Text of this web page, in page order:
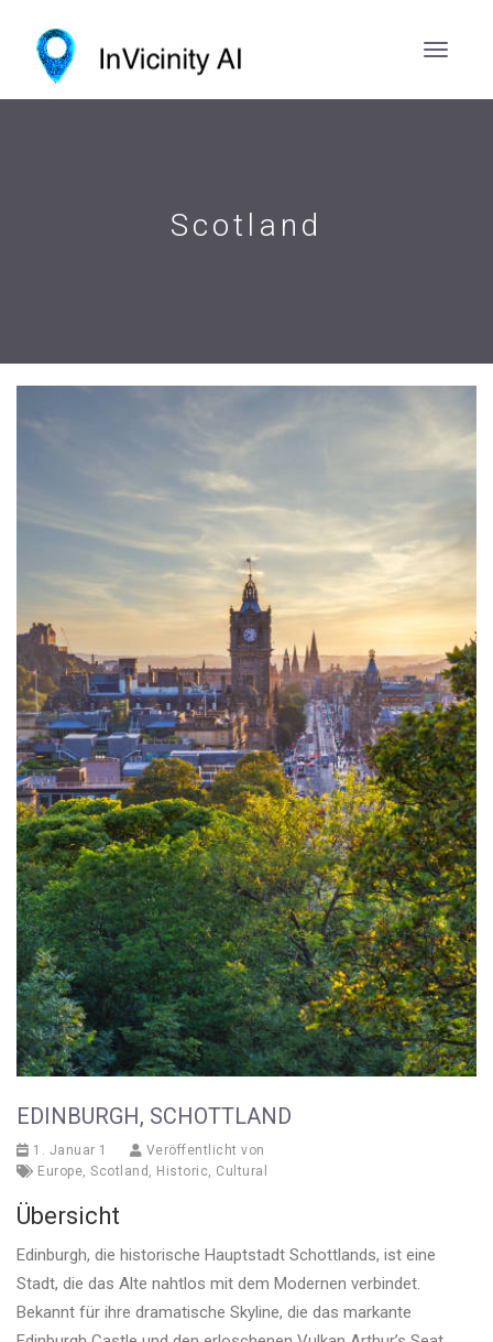
Scotland
EDINBURGH, SCHOTTLAND
1. Januar 1
Veröffentlicht von
Europe, Scotland , Historic, Cultural
Übersicht
Edinburgh, die historische Hauptstadt Schottlands, ist eine
Stadt, die das Alte nahtlos mit dem Modernen verbindet.
Bekannt für ihre dramatische Skyline, die das markante